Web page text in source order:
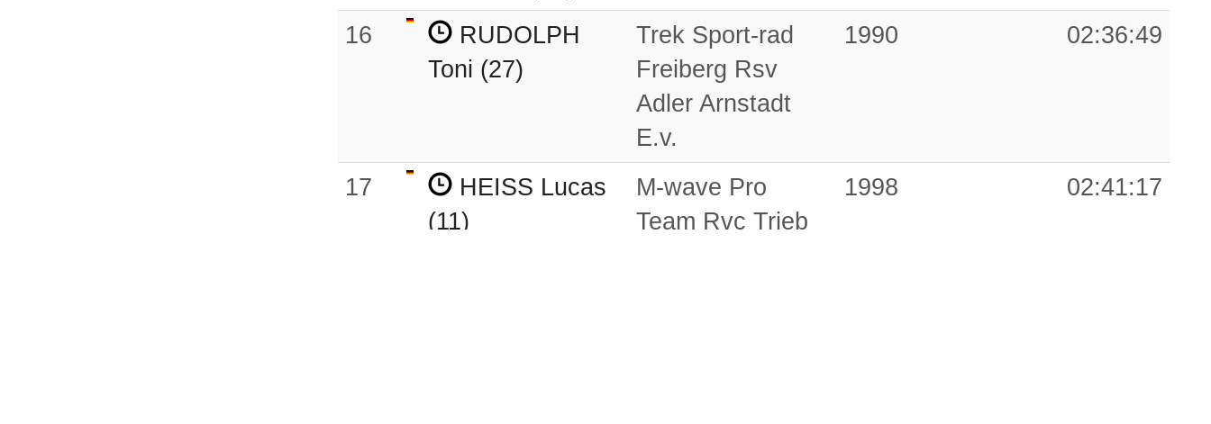
16
RUDOLPH
Toni (27)
Trek Sport-rad
Freiberg Rsv
Adler Arnstadt
E.v.
1990 02:36:49
17
HEISS Lucas
(11)
M-wave Pro
Team Rvc Trieb
1998 02:41:17